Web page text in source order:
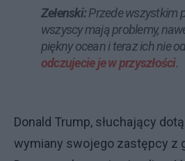
Zełenski:Przede wszystkim
wszyscy mają problemy,
piękny ocean i teraz ich nie
odczujecie je w przyszłości.
Donald Trump, słuchający
wymiany swojego zastępcy z